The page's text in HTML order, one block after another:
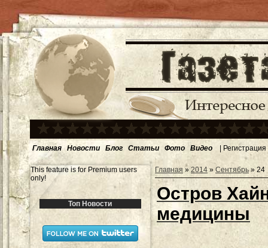
Главная Новости Блог Статьи Фото Видео | Регистрация
This feature is for Premium users
only!
Топ Новости
Главная » 2014 » Сентябрь » 24
Остров
медицины